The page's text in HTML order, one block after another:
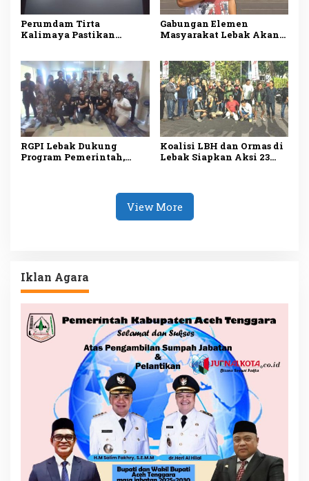
Perumdam Tirta
Kalimaya Pastikan
Tetap Lancar saat
Kemarau
Gabungan Elemen
Masyarakat Lebak Akan
Lima Tuntutan
RGPI Lebak Dukung
Program Pemerintah,
Kesejahteraan Rakyat
Koalisi LBH dan Ormas di
Lebak Siapkan Aksi 23
View More
Iklan Agara